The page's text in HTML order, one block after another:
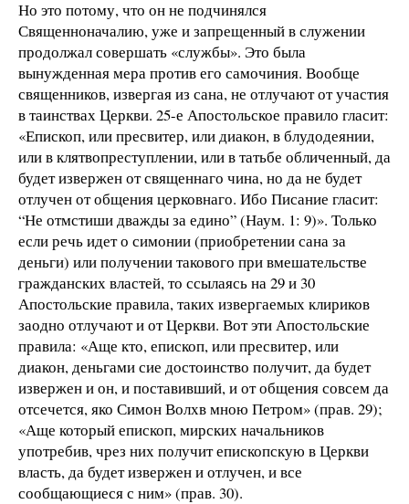
Но это потому, что он не подчинялся
Священноначалию, уже и запрещенный в служении
продолжал совершать «службы». Это была
вынужденная мера против его самочиния. Вообще
священников, извергая из сана, не отлучают от участия
в таинствах Церкви. 25-е Апостольское правило гласит:
«Епископ, или пресвитер, или диакон, в блудодеянии,
или в клятвопреступлении, или в татьбе обличенный, да
будет извержен от священнаго чина, но да не будет
отлучен от общения церковнаго. Ибо Писание гласит:
“Не отмстиши дважды за едино” (Наум. 1: 9)». Только
если речь идет о симонии (приобретении сана за
деньги) или получении такового при вмешательстве
гражданских властей, то ссылаясь на 29 и 30
Апостольские правила, таких извергаемых клириков
заодно отлучают и от Церкви. Вот эти Апостольские
правила: «Аще кто, епископ, или пресвитер, или
диакон, деньгами сие достоинство получит, да будет
извержен и он, и поставивший, и от общения совсем да
отсечется, яко Симон Волхв мною Петром» (прав. 29);
«Аще который епископ, мирских начальников
употребив, чрез них получит епископскую в Церкви
власть, да будет извержен и отлучен, и все
сообщающиеся с ним» (прав. 30).